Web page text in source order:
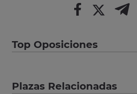
Top Oposiciones
Plazas Relacionadas